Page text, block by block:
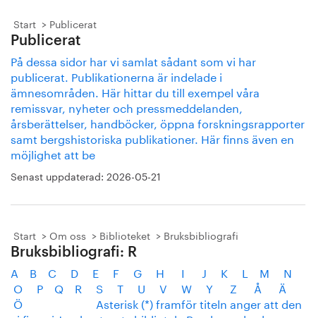
Start Publicerat
Publicerat
På dessa sidor har vi samlat sådant som vi har
publicerat. Publikationerna är indelade i
ämnesområden. Här hittar du till exempel våra
remissvar, nyheter och pressmeddelanden,
årsberättelser, handböcker, öppna forskningsrapporter
samt bergshistoriska publikationer. Här finns även en
möjlighet att be
Senast uppdaterad: 2026-05-21
Start Om oss Biblioteket Bruksbibliografi
Bruksbibliografi: R
A B C D E F G H I J K L M N
O P Q R S T U V W Y Z Å Ä
Ö Asterisk (*) framför titeln anger att den